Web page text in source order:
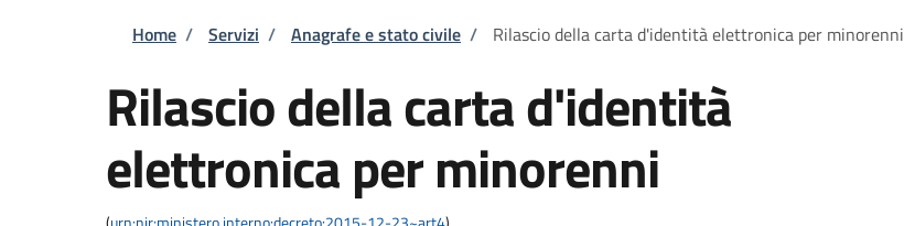
Briciole di pane
Home / Servizi / Anagrafe e stato civile / Rilascio della carta d'identità elettronica per minorenni
Rilascio della carta d'identità
elettronica per minorenni